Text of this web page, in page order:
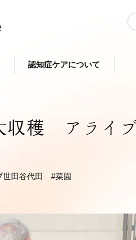
認知症ケアについて
収穫 アライ
世田谷代田 #菜園